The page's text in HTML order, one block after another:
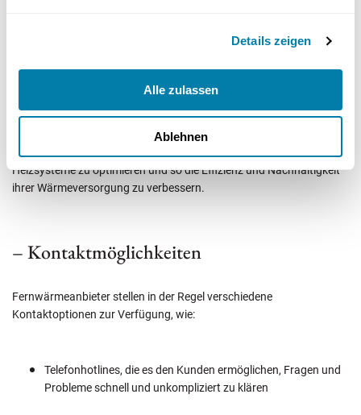
Details zeigen
Alle zulassen
Ablehnen
angeboten. Diese Serviceangebote ermöglichen es den Kunden,
kostengünstiger als die Wartung traditioneller Heizsysteme.
Neben der technischen Unterstützung bieten viele Anbieter auch
umfassende Services an. Diese helfen den Kunden, ihre
Heizsysteme zu optimieren und so die Effizienz und Nachhaltigkeit
ihrer Wärmeversorgung zu verbessern.
– Kontaktmöglichkeiten
Fernwärmeanbieter stellen in der Regel verschiedene
Kontaktoptionen zur Verfügung, wie:
Telefonhotlines, die es den Kunden ermöglichen, Fragen und
Probleme schnell und unkompliziert zu klären